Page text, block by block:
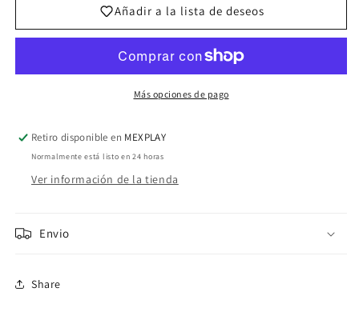
Battle
BT1-
089
-
Battle
Evolution
Booster
Common
BT1-
089
Añadir a la lista de deseos
Más opciones de pago
Retiro disponible en MEXPLAY
Normalmente está listo en 24 horas
Ver información de la tienda
Envio
Share